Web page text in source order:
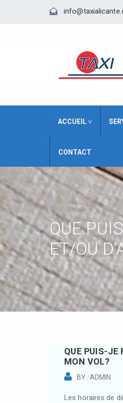
ACCUEIL ˅
CONTACT
QUE
ET/OU
QUE PUIS-JE
MON VOL?
BY : ADMIN
Les horaires de